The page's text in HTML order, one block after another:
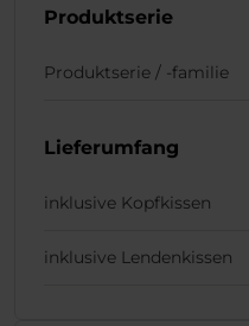
Produktserie
Produktserie / -familie
Lieferumfang
inklusive Kopfkissen
inklusive Lendenkissen